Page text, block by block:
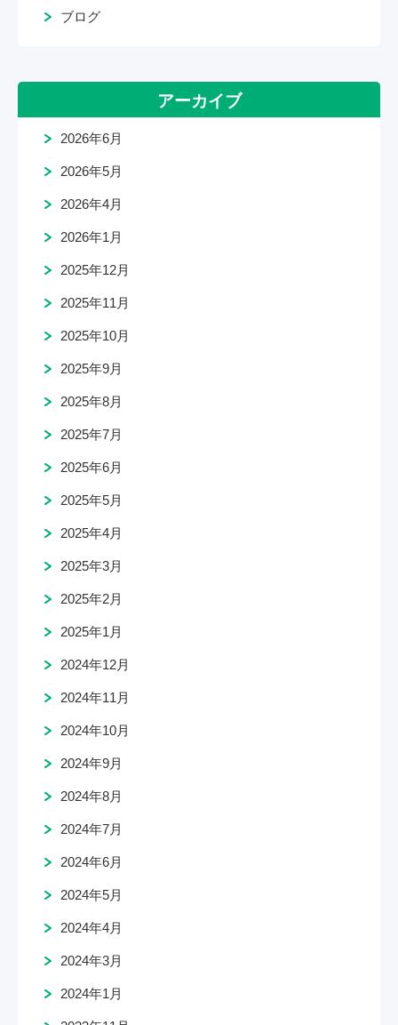
ブログ
アーカイブ
2026年6月
2026年5月
2026年4月
2026年1月
2025年12月
2025年11月
2025年10月
2025年9月
2025年8月
2025年7月
2025年6月
2025年5月
2025年4月
2025年3月
2025年2月
2025年1月
2024年12月
2024年11月
2024年10月
2024年9月
2024年8月
2024年7月
2024年6月
2024年5月
2024年4月
2024年3月
2024年1月